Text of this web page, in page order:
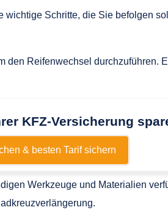
Schritte, die Sie befolgen
Reifenwechsel durchzuführen.
KFZ-Versicherung
& besten Tarif sichern
Werkzeuge und Materialien